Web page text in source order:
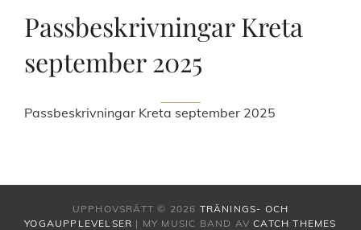
Passbeskrivningar Kreta
september 2025
Passbeskrivningar Kreta september 2025
UPPHOVSRÄTT © 2026 TRÄNINGS- OCH
YOGAUPPLEVELSER | MY MUSIC BAND AVCATCH THEMES